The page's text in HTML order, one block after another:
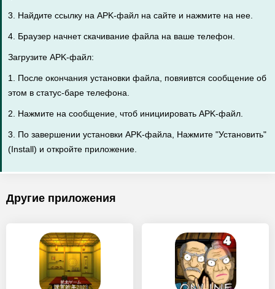
3. Найдите ссылку на APK-файл на сайте и нажмите на нее.
4. Браузер начнет скачивание файла на ваше телефон.
Загрузите APK-файл:
1. После окончания установки файла, повяивтся сообщение об
этом в статус-баре телефона.
2. Нажмите на сообщение, чтоб инициировать APK-файл.
3. По завершении установки APK-файла, Нажмите "Установить"
(Install) и откройте приложение.
Другие приложения